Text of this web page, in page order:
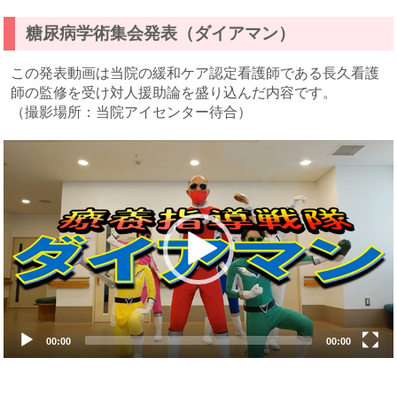
糖尿病学術集会発表（ダイアマン）
この発表動画は当院の緩和ケア認定看護師である長久看護
師の監修を受け対人援助論を盛り込んだ内容です。
（撮影場所：当院アイセンター待合）
00:00 00:00